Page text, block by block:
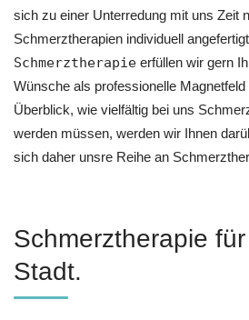
sich zu einer Unterredung mit uns Zeit
Schmerztherapien individuell
Schmerztherapie erfüllen wir gern
Wünsche als professionelle
Überblick, wie vielfältig bei uns
werden müssen, werden wir Ihnen
sich daher unsre Reihe an
Schmerztherapie
Stadt.